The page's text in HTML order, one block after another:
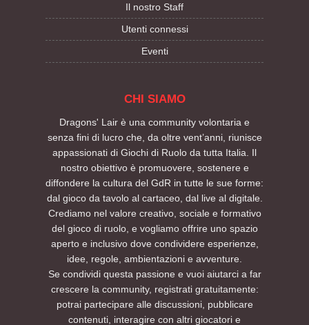
Il nostro Staff
Utenti connessi
Eventi
CHI SIAMO
Dragons' Lair è una community volontaria e
senza fini di lucro che, da oltre vent’anni, riunisce
appassionati di Giochi di Ruolo da tutta Italia. Il
nostro obiettivo è promuovere, sostenere e
diffondere la cultura del GdR in tutte le sue forme:
dal gioco da tavolo al cartaceo, dal live al digitale.
Crediamo nel valore creativo, sociale e formativo
del gioco di ruolo, e vogliamo offrire uno spazio
aperto e inclusivo dove condividere esperienze,
idee, regole, ambientazioni e avventure.
Se condividi questa passione e vuoi aiutarci a far
crescere la community, registrati gratuitamente:
potrai partecipare alle discussioni, pubblicare
contenuti, interagire con altri giocatori e